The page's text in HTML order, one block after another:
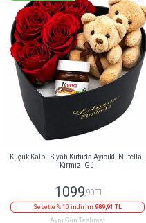
Küçük Kalpli Siyah Kutuda Ayıcıklı Nutellalı
Kırmızı Gül
1099 ,90 TL
Sepette % 10 indirim 989,91 TL
Aynı Gün Teslimat